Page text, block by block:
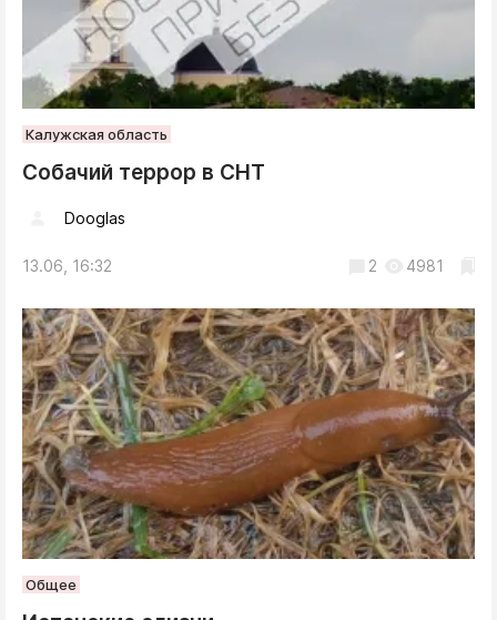
Калужская область
Собачий террор в СНТ
Dooglas
13.06, 16:32 2 4981
Общее